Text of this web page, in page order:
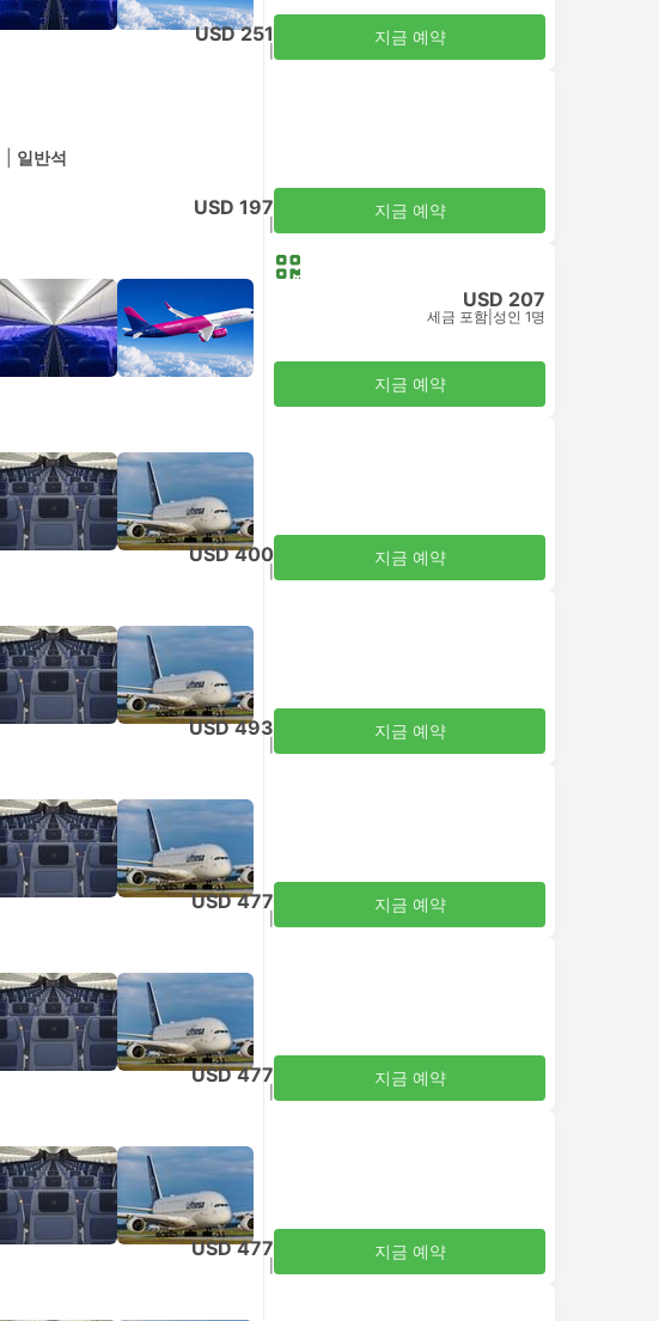
USD 251 지금 예약
일반석
USD 197 지금 예약
USD 207
세금 포함 성인 1명
지금 예약
USD 400 지금 예약
USD 493 지금 예약
USD 477 지금 예약
USD 477 지금 예약
USD 477 지금 예약